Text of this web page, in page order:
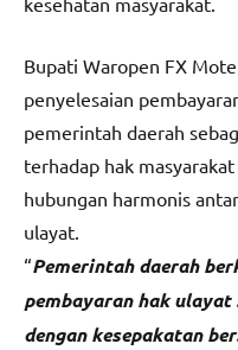
Bupati Waropen FX
penyelesaian
pemerintah daerah
terhadap hak
hubungan harmonis
ulayat.
“Pemerintah daerah
pembayaran hak
dengan kesepakatan